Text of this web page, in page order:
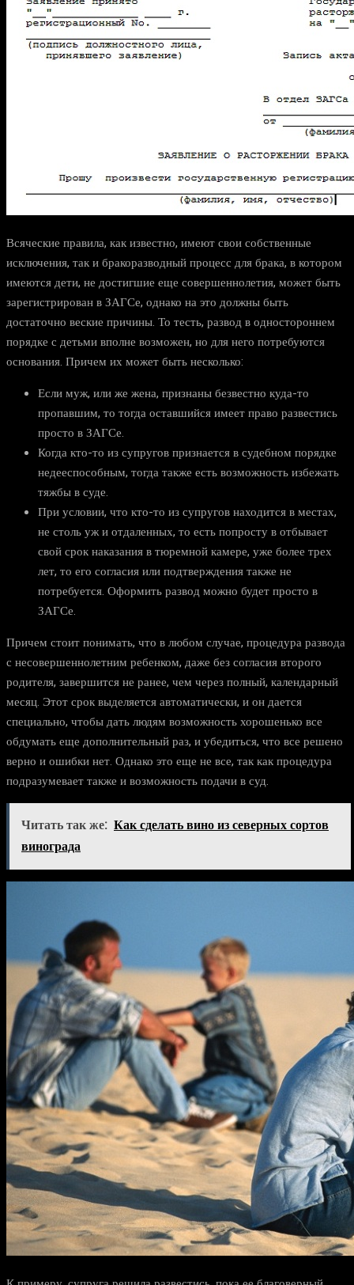
Всяческие правила, как известно, имеют свои собственные
исключения, так и бракоразводный процесс для брака, в котором
имеются дети, не достигшие еще совершеннолетия, может быть
зарегистрирован в ЗАГСе, однако на это должны быть
достаточно веские причины. То тесть, развод в одностороннем
порядке с детьми вполне возможен, но для него потребуются
основания. Причем их может быть несколько:
Если муж, или же жена, признаны безвестно куда-то
пропавшим, то тогда оставшийся имеет право развестись
просто в ЗАГСе.
Когда кто-то из супругов признается в судебном порядке
недееспособным, тогда также есть возможность избежать
тяжбы в суде.
При условии, что кто-то из супругов находится в местах,
не столь уж и отдаленных, то есть попросту в отбывает
свой срок наказания в тюремной камере, уже более трех
лет, то его согласия или подтверждения также не
потребуется. Оформить развод можно будет просто в
ЗАГСе.
Причем стоит понимать, что в любом случае, процедура развода
с несовершеннолетним ребенком, даже без согласия второго
родителя, завершится не ранее, чем через полный, календарный
месяц. Этот срок выделяется автоматически, и он дается
специально, чтобы дать людям возможность хорошенько все
обдумать еще дополнительный раз, и убедиться, что все решено
верно и ошибки нет. Однако это еще не все, так как процедура
подразумевает также и возможность подачи в суд.
Читать так же: Как сделать вино из северных сортов
винограда